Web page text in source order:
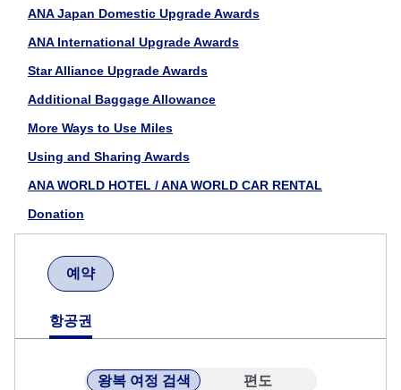
ANA Japan Domestic Upgrade Awards
ANA International Upgrade Awards
Star Alliance Upgrade Awards
Additional Baggage Allowance
More Ways to Use Miles
Using and Sharing Awards
ANA WORLD HOTEL / ANA WORLD CAR RENTAL
Donation
예약
항공권
왕복 여정 검색 편도